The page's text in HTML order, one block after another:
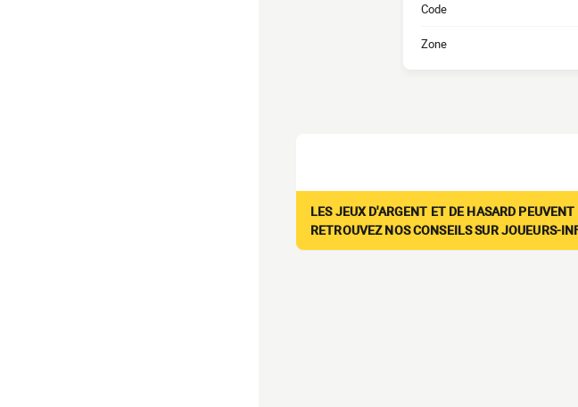
Code
Zone
LES JEUX D'ARGENT ET DE HASARD
RETROUVEZ NOS CONSEILS SUR JOUEURS-